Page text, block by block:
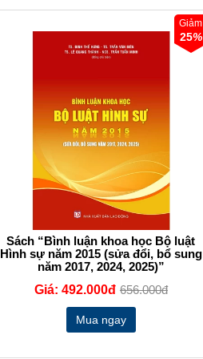
Giảm
25%
Sách “Bình luận khoa học Bộ luật
Hình sự năm 2015 (sửa đổi, bổ sung
năm 2017, 2024, 2025)”
Giá: 492.000đ 656.000đ